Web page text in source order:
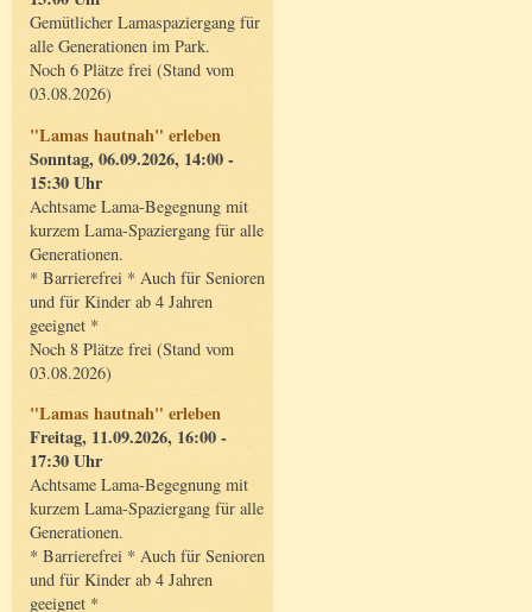
Gemütlicher Lamaspaziergang für
alle Generationen im Park.
Noch 6 Plätze frei (Stand vom
03.08.2026)
"Lamas hautnah" erleben
Sonntag, 06.09.2026, 14:00 -
15:30 Uhr
Achtsame Lama-Begegnung mit
kurzem Lama-Spaziergang für alle
Generationen.
* Barrierefrei * Auch für Senioren
und für Kinder ab 4 Jahren
geeignet *
Noch 8 Plätze frei (Stand vom
03.08.2026)
"Lamas hautnah" erleben
Freitag, 11.09.2026, 16:00 -
17:30 Uhr
Achtsame Lama-Begegnung mit
kurzem Lama-Spaziergang für alle
Generationen.
* Barrierefrei * Auch für Senioren
und für Kinder ab 4 Jahren
geeignet *